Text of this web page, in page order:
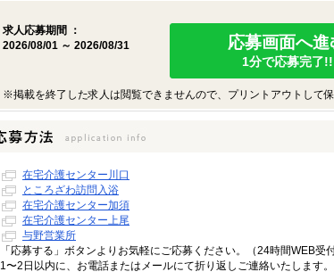
求人応募期間 ：
2026/08/01 ～ 2026/08/31
応募画面へ進
1分で応募完了!!
※掲載を終了した求人は閲覧できませんので、プリントアウトして保
在宅介護センター川口
ところざわ訪問入浴
在宅介護センター加須
在宅介護センター上尾
与野営業所
「応募する」ボタンよりお気軽にご応募ください。（24時間WEB受付
1〜2日以内に、お電話またはメールにて折り返しご連絡いたします。